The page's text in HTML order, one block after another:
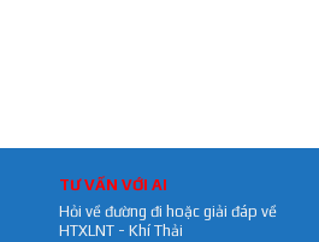
TƯ VẤN VỚI AI
Hỏi về đường đi hoặc giải đáp về
HTXLNT - Khí Thải